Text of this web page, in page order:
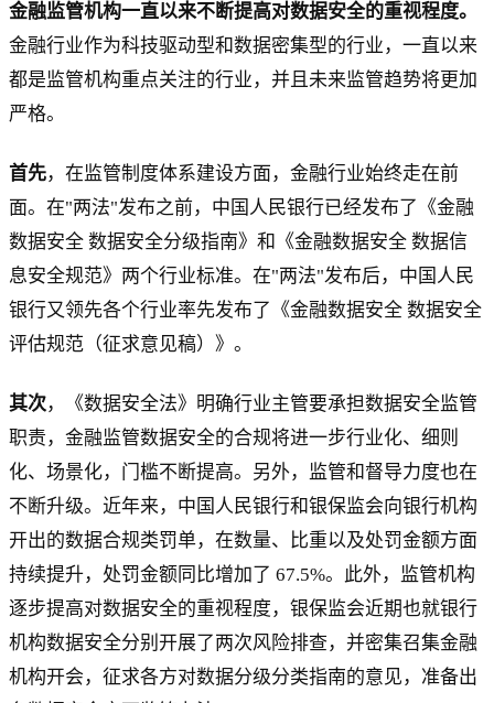
金融监管机构一直以来不断提高对数据安全的重视程度。
金融行业作为科技驱动型和数据密集型的行业，一直以来
都是监管机构重点关注的行业，并且未来监管趋势将更加
严格。
首先，在监管制度体系建设方面，金融行业始终走在前
面。在"两法"发布之前，中国人民银行已经发布了《金融
数据安全 数据安全分级指南》和《金融数据安全 数据信
息安全规范》两个行业标准。在"两法"发布后，中国人民
银行又领先各个行业率先发布了《金融数据安全 数据安全
评估规范（征求意见稿）》。
其次，《数据安全法》明确行业主管要承担数据安全监管
职责，金融监管数据安全的合规将进一步行业化、细则
化、场景化，门槛不断提高。另外，监管和督导力度也在
不断升级。近年来，中国人民银行和银保监会向银行机构
开出的数据合规类罚单，在数量、比重以及处罚金额方面
持续提升，处罚金额同比增加了 67.5%。此外，监管机构
逐步提高对数据安全的重视程度，银保监会近期也就银行
机构数据安全分别开展了两次风险排查，并密集召集金融
机构开会，征求各方对数据分级分类指南的意见，准备出